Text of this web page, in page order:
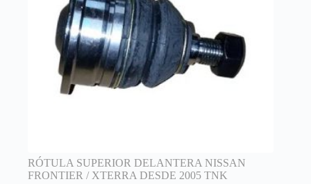
RÓTULA SUPERIOR DELANTERA NISSAN
FRONTIER / XTERRA DESDE 2005 TNK